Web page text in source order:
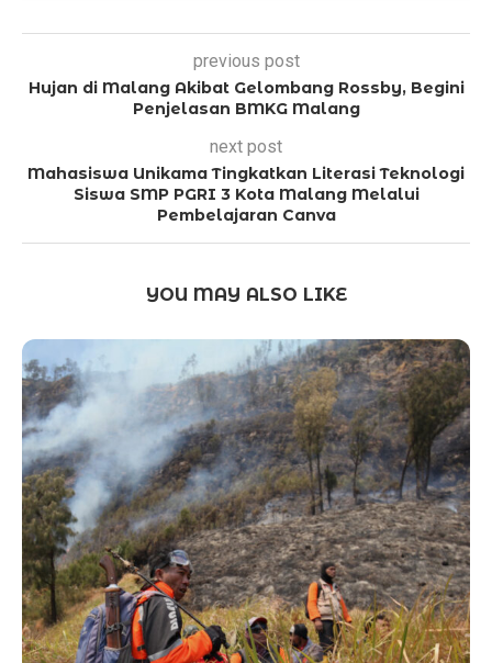
previous post
Hujan di Malang Akibat Gelombang Rossby, Begini
Penjelasan BMKG Malang
next post
Mahasiswa Unikama Tingkatkan Literasi Teknologi
Siswa SMP PGRI 3 Kota Malang Melalui
Pembelajaran Canva
YOU MAY ALSO LIKE